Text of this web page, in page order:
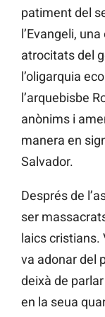
patiment del
l’Evangeli,
atrocitats del
l’oligarquia
l’arquebisbe
anònims i
manera en
Salvador.
Després de
ser
laics cristians.
va adonar del
deixà de
en la seua